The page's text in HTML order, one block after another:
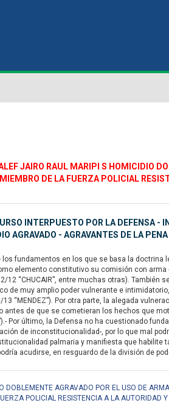
JAIRO RAUL MARIPI S HOMICIDIO
DE LA FUERZA POLICIAL
INTERPUESTO POR LA DEFENSA -
AGRAVADO - AGRAVANTES DE LA
fundamentos en los que se basa la doctrina
elemento constitutivo su comisión con
12 “CHUCAIR”, entre muchas otras).
de muy amplio poder vulnerante e
“MENDEZ”). Por otra parte, la alegada
antes de que se cometieran los hechos que
Por último, la Defensa no ha cuestionado
de inconstitucionalidad-, por lo que mal
palmaria y manifiesta que
acudirse, en resguardo de la división de
DOBLEMENTE AGRAVADO POR EL USO DE
POLICIAL RESISTENCIA A LA AUTORIDAD